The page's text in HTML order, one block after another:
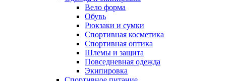
Вело форма
Обувь
Рюкзаки и сумки
Спортивная косметика
Спортивная оптика
Шлемы и защита
Повседневная одежда
Экипировка